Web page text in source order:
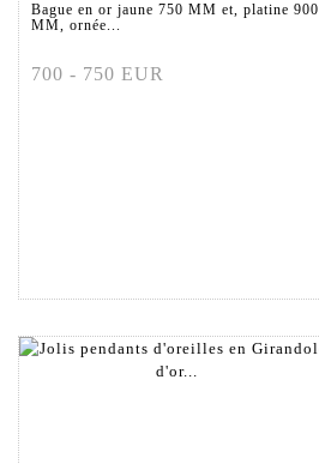
Bague en or jaune 750 MM et, platine 900
MM, ornée...
700 - 750 EUR